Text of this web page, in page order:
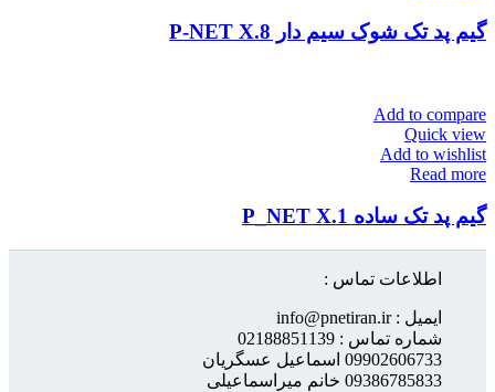
گیم پد تک شوک سیم دار P-NET X.8
Add to compare
Quick view
Add to wishlist
Read more
گیم پد تک ساده P_NET X.1
اطلاعات تماس :
ایمیل : info@pnetiran.ir
شماره تماس : 02188851139
09902606733 اسماعیل عسگریان
09386785833 خانم میراسماعیلی